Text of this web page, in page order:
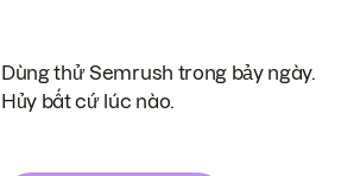
Dùng thử Semrush trong bảy ngày.
Hủy bất cứ lúc nào.